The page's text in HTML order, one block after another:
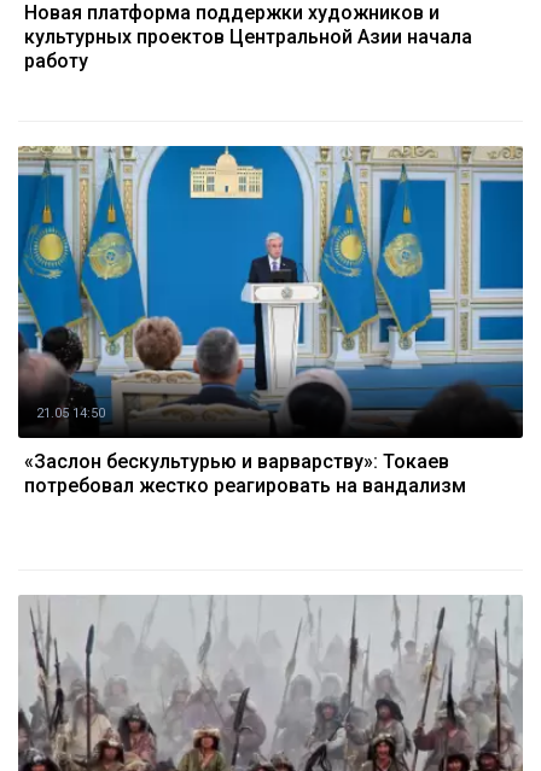
Новая платформа поддержки художников и
культурных проектов Центральной Азии начала
работу
21.05 14:50
«Заслон бескультурью и варварству»: Токаев
потребовал жестко реагировать на вандализм